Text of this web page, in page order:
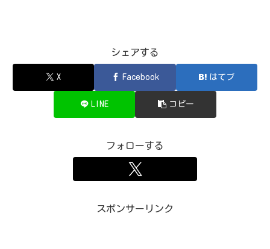
シェアする
X Facebook はてブ
LINE コピー
フォローする
スポンサーリンク